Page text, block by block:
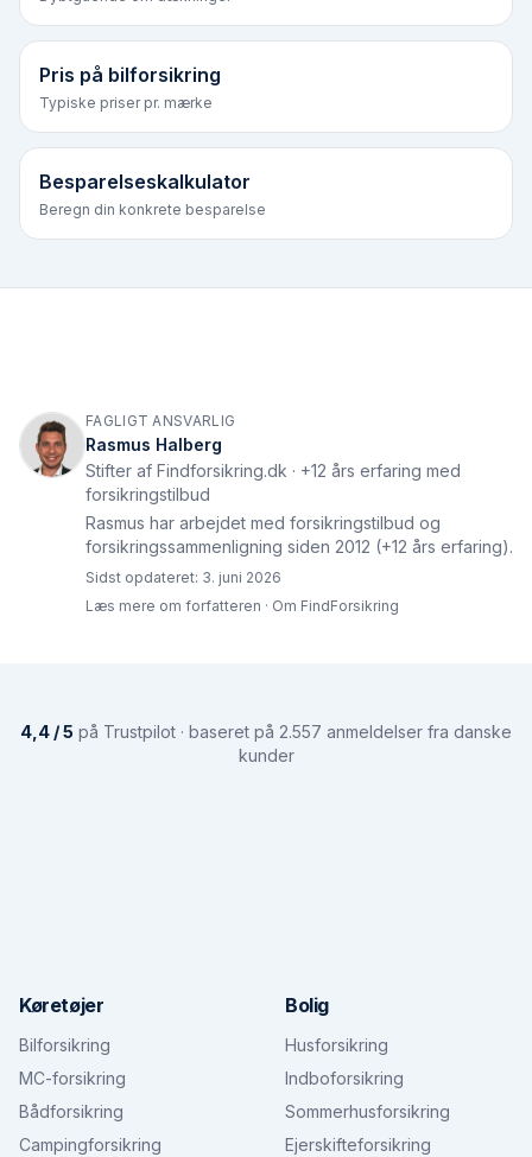
Pris på bilforsikring
Typiske priser pr. mærke
Besparelseskalkulator
Beregn din konkrete besparelse
FAGLIGT ANSVARLIG
Rasmus Halberg
Stifter af Findforsikring.dk · +12 års erfaring med
forsikringstilbud
Rasmus har arbejdet med forsikringstilbud og
forsikringssammenligning siden 2012 (+12 års erfaring).
Sidst opdateret: 3. juni 2026
Læs mere om forfatteren · Om FindForsikring
4,4 / 5 på Trustpilot · baseret på 2.557 anmeldelser fra danske
kunder
Køretøjer
Bilforsikring
MC-forsikring
Bådforsikring
Campingforsikring
Bolig
Husforsikring
Indboforsikring
Sommerhusforsikring
Ejerskifteforsikring